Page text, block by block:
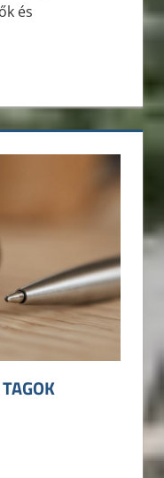
és